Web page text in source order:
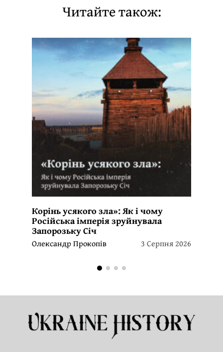
Читайте також:
Корінь усякого зла»: Як і чому
Російська імперія зруйнувала
Запорозьку Січ
Олександр Прокопів 3 Серпня 2026